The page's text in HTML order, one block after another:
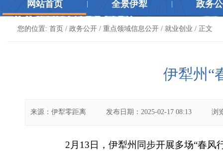
网站首页 全景伊犁 政务
您的位置: 首页 / 政务公开 / 重点领域信息公开 / 就业创业 / 正文
伊犁州“
来源： 伊犁零距离 发布日期： 2025-02-17 08:13 浏
2月13日，伊犁州同步开展多场“春